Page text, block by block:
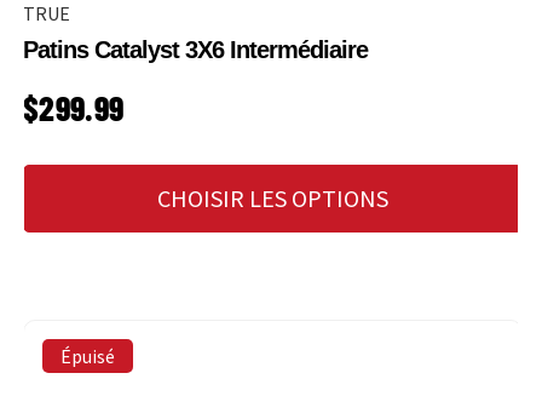
TRUE
Patins Catalyst 3X6 Intermédiaire
PRIX HABITUEL
$299.99
CHOISIR LES OPTIONS
Épuisé